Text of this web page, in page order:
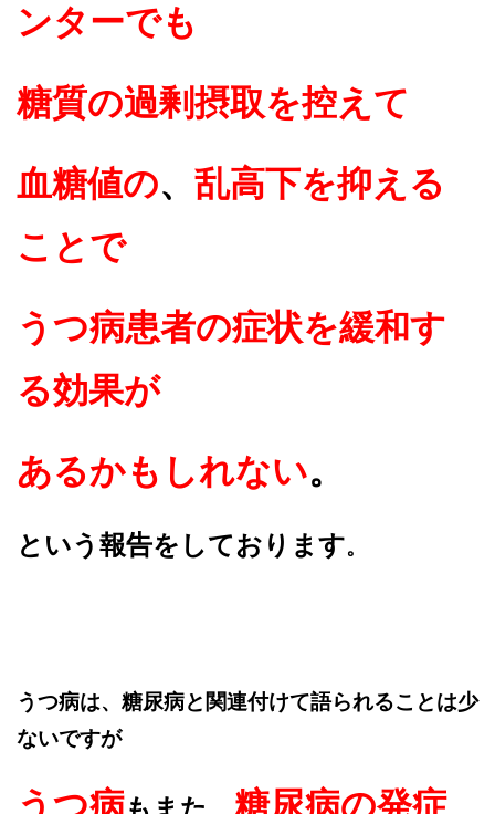
ンターでも
糖質の過剰摂取を控えて
血糖値の、 乱高下を抑える
ことで
うつ病患者の症状を緩和す
る効果が
あるかもしれない。
という報告をしております。
うつ病は、糖尿病と関連付けて語られることは少
ないですが
うつ病もまた、 糖尿病の発症